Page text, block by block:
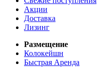
Акции
Доставка
Лизинг
Размещение
Колокейшн
Быстрая Аренда